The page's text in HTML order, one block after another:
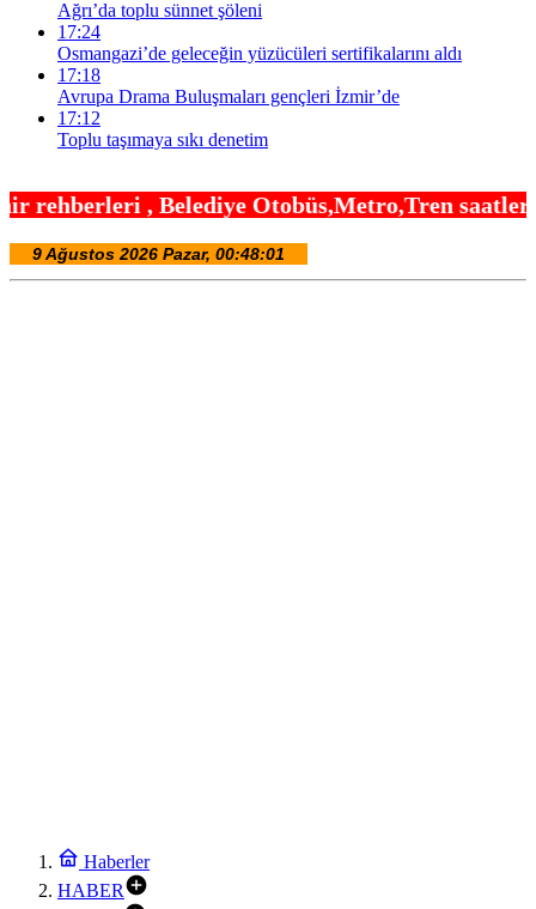
Ağrı’da toplu sünnet şöleni
17:24
Osmangazi’de geleceğin yüzücüleri sertifikalarını aldı
17:18
Avrupa Drama Buluşmaları gençleri İzmir’de
17:12
Toplu taşımaya sıkı denetim
, Belediye Otobüs,Metro,Tren saatleri
Haberler
HABER